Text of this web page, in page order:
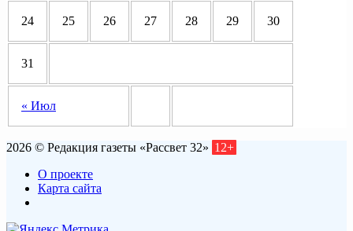
« Июл
24 25 26 27 28 29 30
31
2026 © Редакция газеты «Рассвет 32» 12+
О проекте
Карта сайта